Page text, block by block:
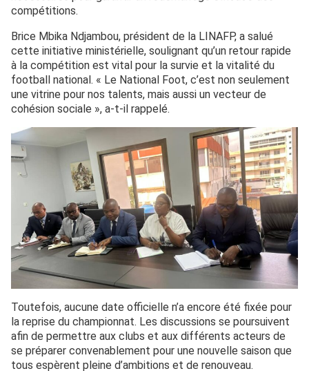
compétitions.
Brice Mbika Ndjambou, président de la LINAFP, a salué
cette initiative ministérielle, soulignant qu’un retour rapide
à la compétition est vital pour la survie et la vitalité du
football national. « Le National Foot, c’est non seulement
une vitrine pour nos talents, mais aussi un vecteur de
cohésion sociale », a-t-il rappelé.
Toutefois, aucune date officielle n’a encore été fixée pour
la reprise du championnat. Les discussions se poursuivent
afin de permettre aux clubs et aux différents acteurs de
se préparer convenablement pour une nouvelle saison que
tous espèrent pleine d’ambitions et de renouveau.